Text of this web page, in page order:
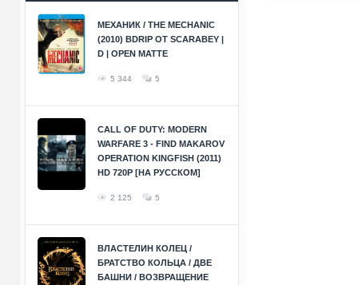
МЕХАНИК / THE MECHANIC
(2010) BDRIP ОТ SCARABEY |
D | OPEN MATTE
5 344 5
CALL OF DUTY: MODERN
WARFARE 3 - FIND MAKAROV
OPERATION KINGFISH (2011)
HD 720P [НА РУССКОМ]
2 125 5
ВЛАСТЕЛИН КОЛЕЦ /
БРАТСТВО КОЛЬЦА / ДВЕ
БАШНИ / ВОЗВРАЩЕНИЕ